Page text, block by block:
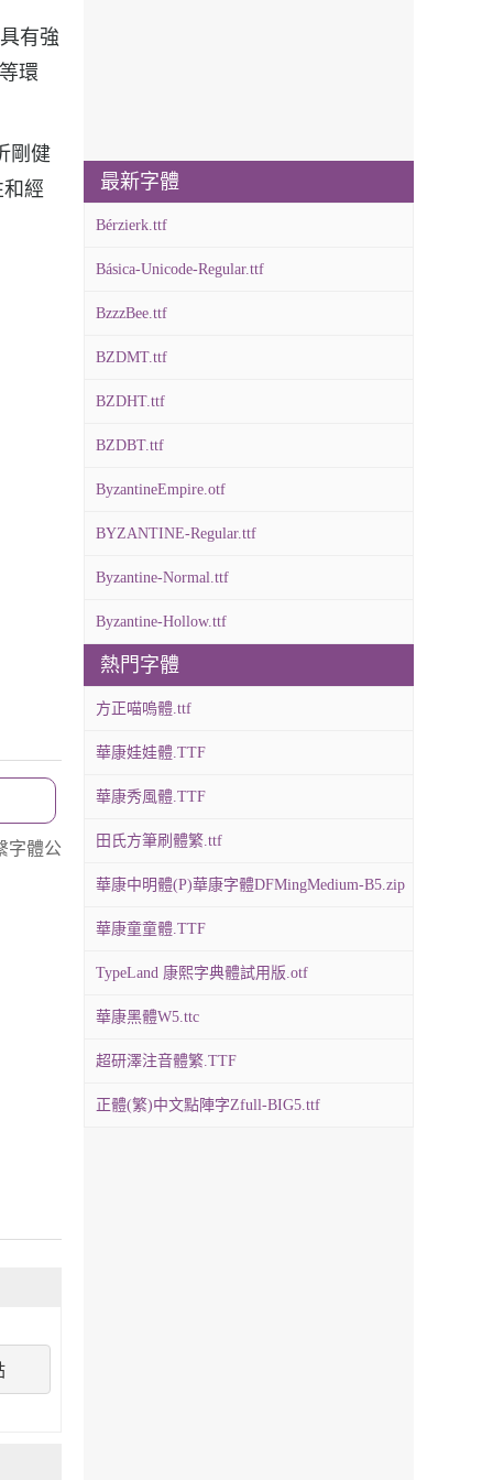
有強
環
剛健
經
字體公
最新字體
Bérzierk.ttf
Básica-Unicode-Regular.ttf
BzzzBee.ttf
BZDMT.ttf
BZDHT.ttf
BZDBT.ttf
ByzantineEmpire.otf
BYZANTINE-Regular.ttf
Byzantine-Normal.ttf
Byzantine-Hollow.ttf
熱門字體
方正喵嗚體.ttf
華康娃娃體.TTF
華康秀風體.TTF
田氏方筆刷體繁.ttf
華康中明體(P)華康字體DFMingMedium-B5.zip
華康童童體.TTF
TypeLand 康熙字典體試用版.otf
華康黑體W5.ttc
超研澤注音體繁.TTF
正體(繁)中文點陣字Zfull-BIG5.ttf